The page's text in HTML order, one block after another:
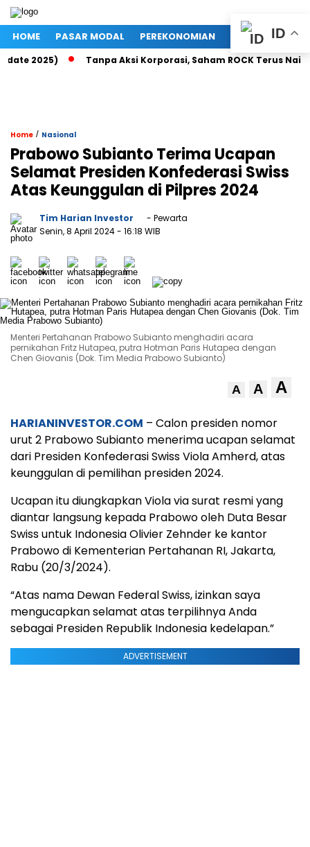
HOME PASAR MODAL PEREKONOMIAN NASIONAL
2025) Tanpa Aksi Korporasi, Saham ROCK Terus Naik,
Home / Nasional
Prabowo Subianto Terima Ucapan
Selamat Presiden Konfederasi Swiss
Atas Keunggulan di Pilpres 2024
Tim Harian Investor
- Pewarta
Senin, 8 April 2024- 16:18 WIB
Menteri Pertahanan Prabowo Subianto menghadiri acara
pernikahan Fritz Hutapea, putra Hotman Paris Hutapea dengan
Chen Giovanis (Dok. Tim Media Prabowo Subianto)
A A A
HARIANINVESTOR.COM – Calon presiden nomor
urut 2 Prabowo Subianto menerima ucapan selamat
dari Presiden Konfederasi Swiss Viola Amherd, atas
keunggulan di pemilihan presiden 2024.
Ucapan itu diungkapkan Viola via surat resmi yang
diantar langsung kepada Prabowo oleh Duta Besar
Swiss untuk Indonesia Olivier Zehnder ke kantor
Prabowo di Kementerian Pertahanan RI, Jakarta,
Rabu (20/3/2024).
“Atas nama Dewan Federal Swiss, izinkan saya
mengucapkan selamat atas terpilihnya Anda
sebagai Presiden Republik Indonesia kedelapan.”
ADVERTISEMENT
ID